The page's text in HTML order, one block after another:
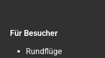
Für Besucher
Rundflüge